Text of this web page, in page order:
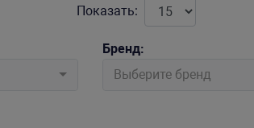
Показать:
Бренд:
Выберите бренд